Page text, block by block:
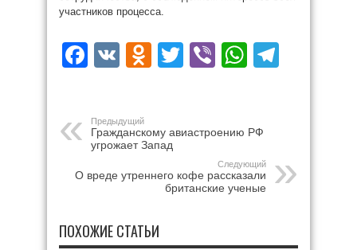
участников процесса.
Facebook
VK Odnoklassniki
Twitter
Viber
Предыдущий
Гражданскому авиастроению РФ
угрожает Запад
Следующий
О вреде утреннего кофе рассказали
британские ученые
ПОХОЖИЕ СТАТЬИ